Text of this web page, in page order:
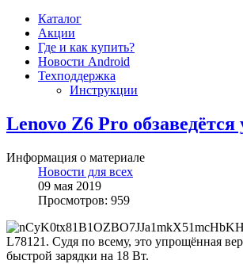
Каталог
Акции
Где и как купить?
Новости Android
Техподдержка
Инструкции
Lenovo Z6 Pro
Информация о материале
Новости для всех
09 мая 2019
Просмотров: 959
L78121. Судя по всему, это упрощённая
быстрой зарядки на 18 Вт.